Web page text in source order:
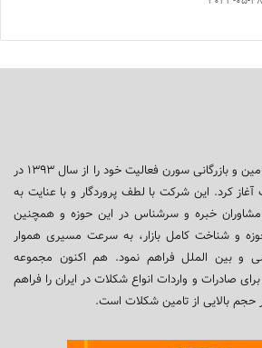
گروه شرکت های مشاوره، تامین و بازرگانی سورن فعالیت خود را از سال ۱۳۹۳ در
کرد. این شرکت با لطف پروردگار و با عنایت به
مشاوران خبره و سرشناس در این حوزه و همچنین
و شناخت کامل بازار، به سرعت مسیری هموار
و بین الملل فراهم نمود. هم اکنون مجموعه
صادرات و واردات انواع شکلات در ایران را فراهم
حجم بالایی از تامین شکلات است.